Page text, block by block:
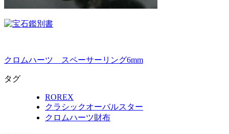
クロムハーツ スペーサーリング6mm
タグ
ROREX
クラシックオーバルスター
クロムハーツ財布